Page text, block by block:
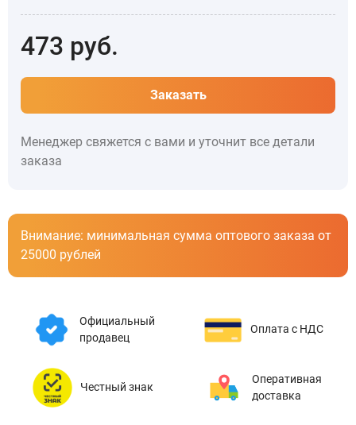
473 руб.
Заказать
Менеджер свяжется с вами и уточнит все детали
заказа
Внимание: минимальная сумма оптового заказа от
25000 рублей
Официальный
продавец
Оплата с НДС
Честный знак
Оперативная
доставка